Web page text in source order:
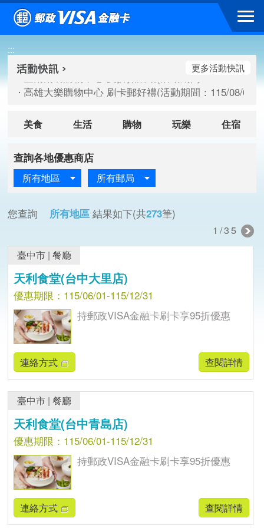
跳到主要內容區塊
:::
臺南南紡購物中心 夏折扣活動(活動期間：115/08/10-
新竹遠東巨城購物中心 2026巨城年中慶夏日BIG好刷(
臺南南紡購物中心 夏折扣活動(活動期間：115/08/10-
高雄大樂購物中心 刷卡郵好禮(活動期間：115/08/07-
更多活動快訊
美食 生活 購物 玩樂 住宿
查詢各地優惠商店
所有地區 所有郵局
您查詢 所有地區 結果如下(共273筆)
1/35
臺中市 |餐廳
天利食堂(台中大里店)
優惠期限：115/06/01-115/12/31
持郵政VISA金融卡刷卡享95折優惠
連絡方式 查閱詳情
臺中市 |餐廳
天利食堂(台中青島店)
優惠期限：115/06/01-115/12/31
持郵政VISA金融卡刷卡享95折優惠
連絡方式 查閱詳情